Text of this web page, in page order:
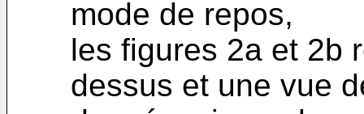
mode de repos,
les figures 2a et 2b
dessus et une vue